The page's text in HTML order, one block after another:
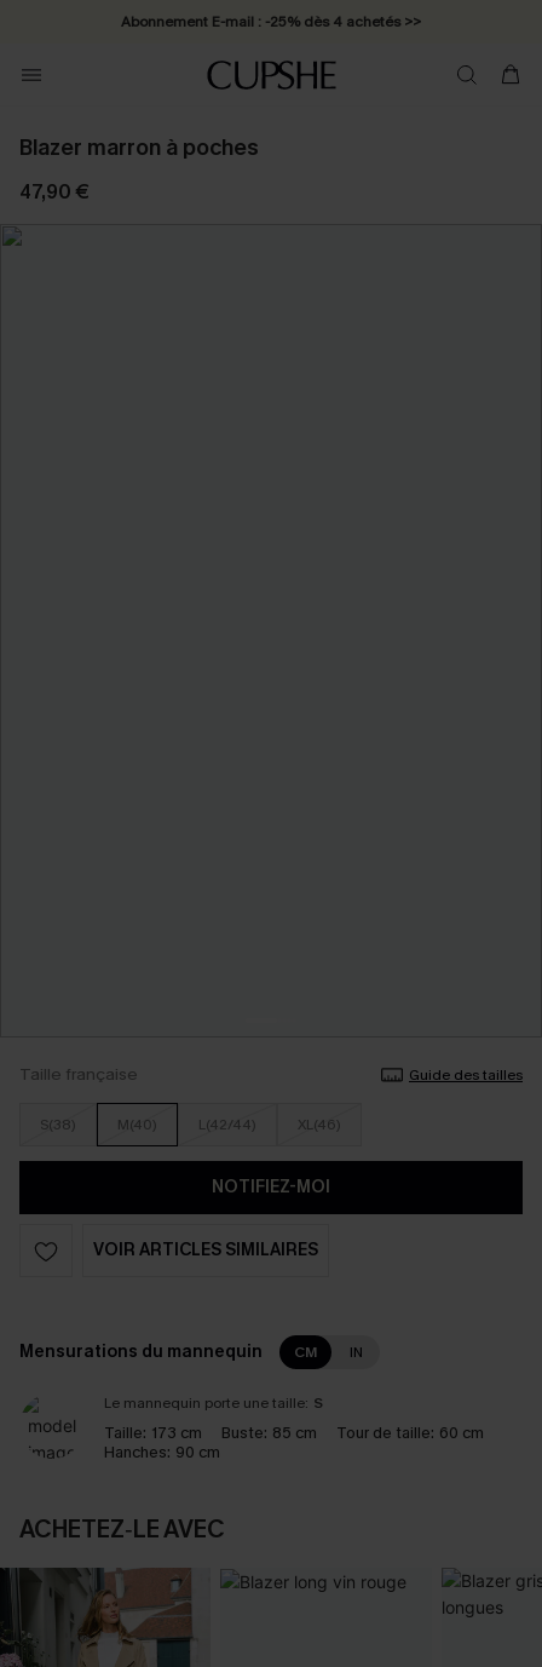
Abonnement E-mail : -25% dès 4 achetés >>
Blazer marron à poches
47,90 €
Taille française Guide des tailles
S(38) M(40) L(42/44) XL(46)
NOTIFIEZ-MOI
VOIR ARTICLES SIMILAIRES
Mensurations du mannequin CM IN
Le mannequin porte une taille: S
Taille: 173 cm Buste: 85 cm Tour de taille: 60 cm
Hanches: 90 cm
ACHETEZ‑LE AVEC